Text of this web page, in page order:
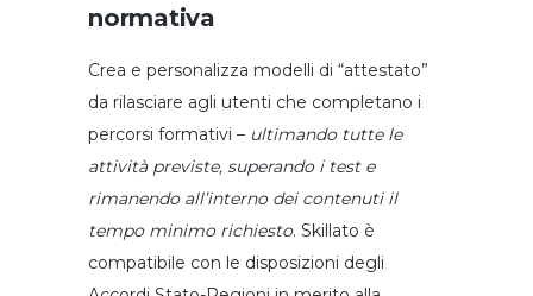
normativa
Crea e personalizza modelli di “attestato”
da rilasciare agli utenti che completano i
percorsi formativi – ultimando tutte le
attività previste, superando i test e
rimanendo all’interno dei contenuti il
tempo minimo richiesto. Skillato è
compatibile con le disposizioni degli